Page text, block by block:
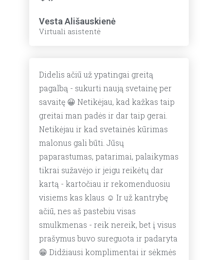
Vesta Ališauskienė
Virtuali asistentė
Didelis ačiū už ypatingai greitą
pagalbą - sukurti naują svetainę per
savaitę 😀 Netikėjau, kad kažkas taip
greitai man padės ir dar taip gerai.
Netikėjau ir kad svetainės kūrimas
malonus gali būti. Jūsų
paparastumas, patarimai, palaikymas
tikrai sužavėjo ir jeigu reikėtų dar
kartą - kartočiau ir rekomenduosiu
visiems kas klaus ☺️ Ir už kantrybę
ačiū, nes aš pastebiu visas
smulkmenas - reik nereik, bet į visus
prašymus buvo sureguota ir padaryta
😁 Didžiausi komplimentai ir sėkmės